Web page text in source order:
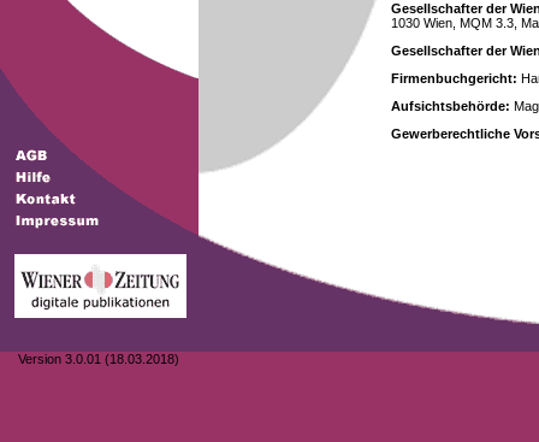
Version 3.0.01 (18.03.2018)
Gesellschafter der
1030 Wien, MQM 3.3,
Gesellschafter der
Firmenbuchgericht:
Aufsichtsbehörde:
Gewerberechtliche